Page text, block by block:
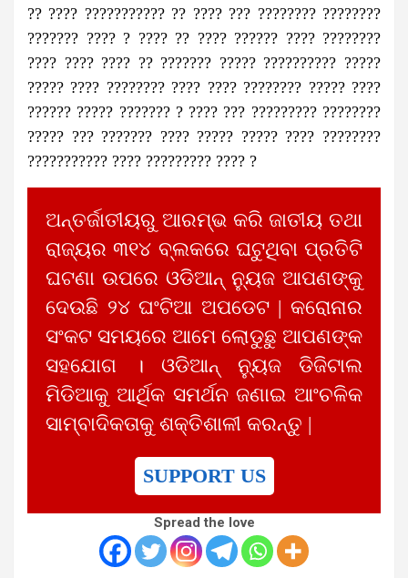
?? ???? ??????????? ?? ???? ??? ???????? ????????
??????? ???? ? ???? ?? ???? ?????? ???? ????????
???? ???? ???? ?? ??????? ????? ?????????? ?????
????? ???? ???????? ???? ???? ???????? ????? ????
?????? ????? ??????? ? ???? ??? ????????? ????????
????? ??? ??????? ???? ????? ????? ???? ????????
??????????? ???? ????????? ???? ?
ଅନ୍ତର୍ଜାତୀୟରୁ ଆରମ୍ଭ କରି ଜାତୀୟ ତଥା
ରାଜ୍ୟର ୩୧୪ ବ୍ଲକରେ ଘଟୁଥିବା ପ୍ରତିଟି
ଘଟଣା ଉପରେ ଓଡିଆନ୍ ନ୍ୟୁଜ ଆପଣଙ୍କୁ
ଦେଉଛି ୨୪ ଘଂଟିଆ ଅପଡେଟ | କରୋନାର
ସଂକଟ ସମୟରେ ଆମେ ଲୋଡୁଛୁ ଆପଣଙ୍କ
ସହଯୋଗ । ଓଡିଆନ୍ ନ୍ୟୁଜ ଡିଜିଟାଲ
ମିଡିଆକୁ ଆର୍ଥିକ ସମର୍ଥନ ଜଣାଇ ଆଂଚଳିକ
ସାମ୍ବାଦିକତାକୁ ଶକ୍ତିଶାଳୀ କରନ୍ତୁ |
SUPPORT US
Spread the love